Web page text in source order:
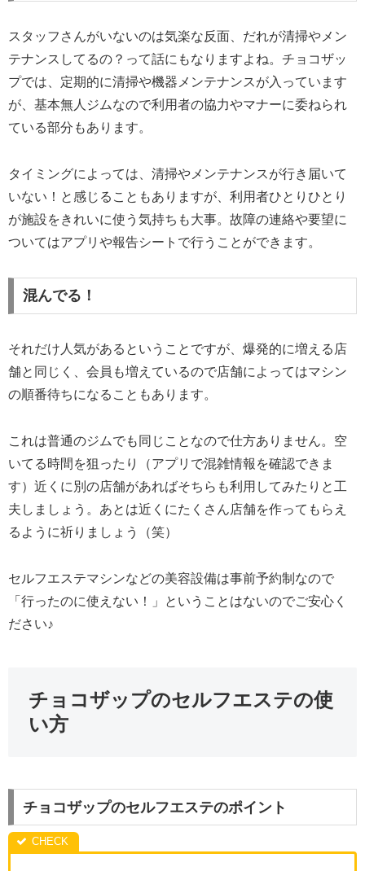
スタッフさんがいないのは気楽な反面、だれが清掃やメン
テナンスしてるの？って話にもなりますよね。チョコザッ
プでは、定期的に清掃や機器メンテナンスが入っています
が、基本無人ジムなので利用者の協力やマナーに委ねられ
ている部分もあります。
タイミングによっては、清掃やメンテナンスが行き届いて
いない！と感じることもありますが、利用者ひとりひとり
が施設をきれいに使う気持ちも大事。故障の連絡や要望に
ついてはアプリや報告シートで行うことができます。
混んでる！
それだけ人気があるということですが、爆発的に増える店
舗と同じく、会員も増えているので店舗によってはマシン
の順番待ちになることもあります。
これは普通のジムでも同じことなので仕方ありません。空
いてる時間を狙ったり（アプリで混雑情報を確認できま
す）近くに別の店舗があればそちらも利用してみたりと工
夫しましょう。あとは近くにたくさん店舗を作ってもらえ
るように祈りましょう（笑）
セルフエステマシンなどの美容設備は事前予約制なので
「行ったのに使えない！」ということはないのでご安心く
ださい♪
チョコザップのセルフエステの使
い方
チョコザップのセルフエステのポイント